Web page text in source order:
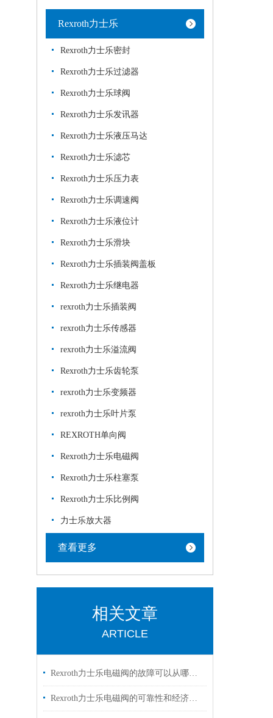
Rexroth力士乐
Rexroth力士乐密封
Rexroth力士乐过滤器
Rexroth力士乐球阀
Rexroth力士乐发讯器
Rexroth力士乐液压马达
Rexroth力士乐滤芯
Rexroth力士乐压力表
Rexroth力士乐调速阀
Rexroth力士乐液位计
Rexroth力士乐滑块
Rexroth力士乐插装阀盖板
Rexroth力士乐继电器
rexroth力士乐插装阀
rexroth力士乐传感器
rexroth力士乐溢流阀
Rexroth力士乐齿轮泵
rexroth力士乐变频器
rexroth力士乐叶片泵
REXROTH单向阀
Rexroth力士乐电磁阀
Rexroth力士乐柱塞泵
Rexroth力士乐比例阀
力士乐放大器
查看更多
相关文章
ARTICLE
Rexroth力士乐电磁阀的故障可以从哪里进行排查
Rexroth力士乐电磁阀的可靠性和经济性解读